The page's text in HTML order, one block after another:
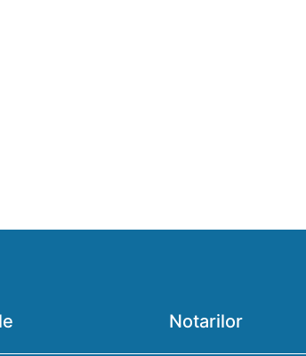
Notarilor